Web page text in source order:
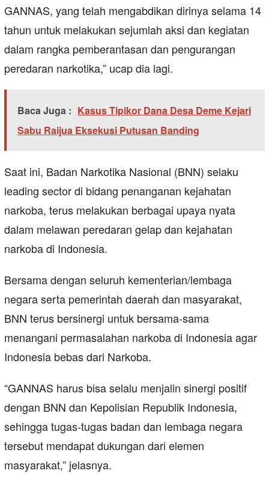
GANNAS, yang telah mengabdikan dirinya selama 14
tahun untuk melakukan sejumlah aksi dan kegiatan
dalam rangka pemberantasan dan pengurangan
peredaran narkotika,” ucap dia lagi.
Baca Juga : Kasus Tipikor Dana Desa Deme Kejari
Sabu Raijua Eksekusi Putusan Banding
Saat ini, Badan Narkotika Nasional (BNN) selaku
leading sector di bidang penanganan kejahatan
narkoba, terus melakukan berbagai upaya nyata
dalam melawan peredaran gelap dan kejahatan
narkoba di Indonesia.
Bersama dengan seluruh kementerian/lembaga
negara serta pemerintah daerah dan masyarakat,
BNN terus bersinergi untuk bersama-sama
menangani permasalahan narkoba di Indonesia agar
Indonesia bebas dari Narkoba.
“GANNAS harus bisa selalu menjalin sinergi positif
dengan BNN dan Kepolisian Republik Indonesia,
sehingga tugas-tugas badan dan lembaga negara
tersebut mendapat dukungan dari elemen
masyarakat,” jelasnya.